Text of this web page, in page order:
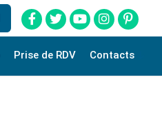
Prise de RDV Contacts